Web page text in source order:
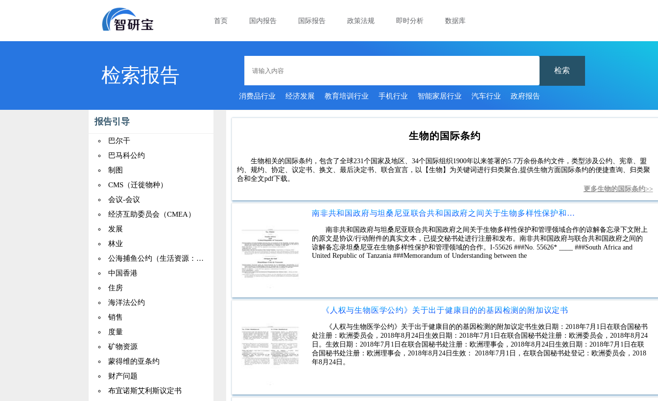
首页 国内报告 国际报告 政策法规 即时分析 数据库
检索报告 检索
消费品行业 经济发展 教育培训行业 手机行业 智能家居行业 汽车行业 政府报告
报告引导
巴尔干
巴马科公约
制图
CMS（迁徙物种）
会议-会议
经济互助委员会（CMEA）
发展
林业
公海捕鱼公约（生活资源：养护）
中国香港
住房
海洋法公约
销售
度量
矿物资源
蒙得维的亚条约
财产问题
布宜诺斯艾利斯议定书
生物的国际条约
生物相关的国际条约，包含了全球231个国家及地区、34个国际组织1900年以来签署的5.7万余份条约文件，类型涉及公约、宪章、盟
约、规约、协定、议定书、换文、最后决定书、联合宣言，以【生物】为关键词进行归类聚合,提供生物方面国际条约的便捷查询、归类聚
合和全文pdf下载。
更多生物的国际条约>>
南非共和国政府与坦桑尼亚联合共和国政府之间关于生物多样性保护和管理领域合作的谅解备忘录
南非共和国政府与坦桑尼亚联合共和国政府之间关于生物多样性保护和管理领域合作的谅解备忘录下文附上
的原文是协议/行动附件的真实文本，已提交秘书处进行注册和发布。南非共和国政府与联合共和国政府之间的
谅解备忘录坦桑尼亚在生物多样性保护和管理领域的合作。I-55626 ###No. 55626* ____ ###South Africa and
United Republic of Tanzania ###Memorandum of Understanding between the
《人权与生物医学公约》关于出于健康目的的基因检测的附加议定书
《人权与生物医学公约》关于出于健康目的的基因检测的附加议定书生效日期：2018年7月1日在联合国秘书
处注册：欧洲委员会，2018年8月24日生效日期：2018年7月1日在联合国秘书处注册：欧洲委员会，2018年8月24
日。生效日期：2018年7月1日在联合国秘书处注册：欧洲理事会，2018年8月24日生效日期：2018年7月1日在联
合国秘书处注册：欧洲理事会，2018年8月24日生效： 2018年7月1日，在联合国秘书处登记：欧洲委员会，2018
年8月24日。